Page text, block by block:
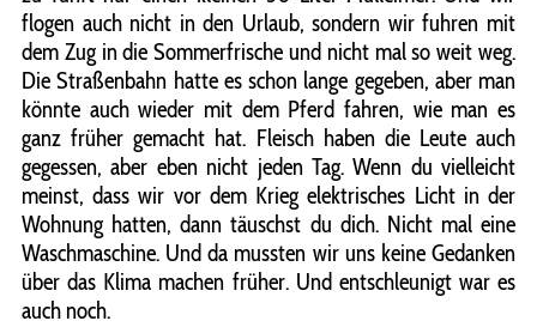
flogen auch nicht in den Urlaub, sondern wir fuhren mit
dem Zug in die Sommerfrische und nicht mal so weit weg.
Die Straßenbahn hatte es schon lange gegeben, aber man
könnte auch wieder mit dem Pferd fahren, wie man es
ganz früher gemacht hat. Fleisch haben die Leute auch
gegessen, aber eben nicht jeden Tag. Wenn du vielleicht
meinst, dass wir vor dem Krieg elektrisches Licht in der
Wohnung hatten, dann täuschst du dich. Nicht mal eine
Waschmaschine. Und da mussten wir uns keine Gedanken
über das Klima machen früher. Und entschleunigt war es
auch noch.